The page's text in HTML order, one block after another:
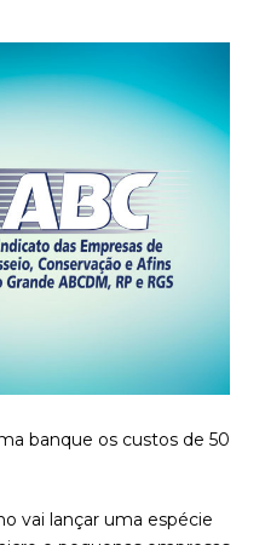
banque os custos de 50
vai lançar uma espécie